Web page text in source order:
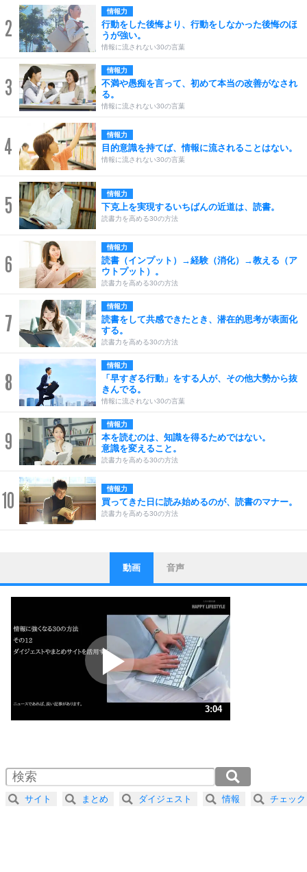
2
情報力
行動をした後悔より、行動をしなかった後悔のほ
うが強い。
情報に流されない30の言葉
3
情報力
不満や愚痴を言って、初めて本当の改善がなされ
る。
情報に流されない30の言葉
4 情報力
目的意識を持てば、情報に流されることはない。
情報に流されない30の言葉
5 情報力
下克上を実現するいちばんの近道は、読書。
読書力を高める30の方法
6
情報力
読書（インプット）→経験（消化）→教える（ア
ウトプット）。
読書力を高める30の方法
7
情報力
読書をして共感できたとき、潜在的思考が表面化
する。
読書力を高める30の方法
8
情報力
「早すぎる行動」をする人が、その他大勢から抜
きんでる。
情報に流されない30の言葉
9
情報力
本を読むのは、知識を得るためではない。
意識を変えること。
読書力を高める30の方法
10 情報力
買ってきた日に読み始めるのが、読書のマナー。
読書力を高める30の方法
1
ストレス対策
他人と比べない。
いっそのこと、他人を見ない。
いらいらしない人になる30の方法
プラス思考
ポジティブになれない原因は、行動しないから。
ポジティブ思考になる30の方法
ストレス対策
人生、なんとかなるもの。
気楽に生きる30の方法
4 器の大きい人は、怒りを優しさで表現する。
プラス思考
動画 音声
3:04
2.0倍速 （362KB 1分32秒）
2.5倍速 （290KB 1分13秒）
3.0倍速 （241KB 1分1秒）
サイト まとめ ダイジェスト 情報 チェック